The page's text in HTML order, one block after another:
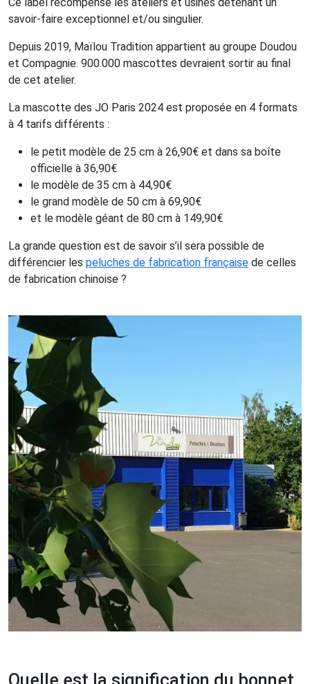
savoir-faire exceptionnel et/ou singulier.
Depuis 2019, Maïlou Tradition appartient au groupe Doudou
et Compagnie. 900.000 mascottes devraient sortir au final
de cet atelier.
La mascotte des JO Paris 2024 est proposée en 4 formats
à 4 tarifs différents :
le petit modèle de 25 cm à 26,90€ et dans sa boîte
officielle à 36,90€
le modèle de 35 cm à 44,90€
le grand modèle de 50 cm à 69,90€
et le modèle géant de 80 cm à 149,90€
La grande question est de savoir s’il sera possible de
différencier les peluches de fabrication française de celles
de fabrication chinoise ?